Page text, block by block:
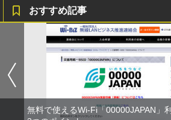
おすすめ記事
無料で使えるWi-Fi「00000JAPAN」